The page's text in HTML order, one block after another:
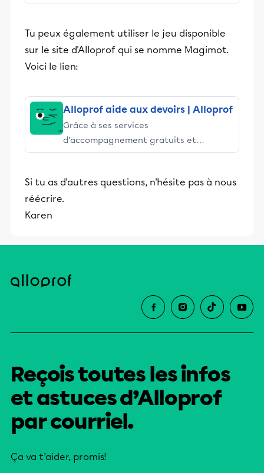
stimulants, Alloprof engage les élèves
éducative.
Tu peux également utiliser le jeu disponible
sur le site d'Alloprof qui se nomme Magimot.
Voici le lien:
Alloprof aide aux devoirs | Alloprof
Grâce à ses services
d’accompagnement gratuits et
stimulants, Alloprof engage les élèves
éducative.
Si tu as d'autres questions, n'hésite pas à nous
réécrire.
Karen
Reçois toutes les infos
et astuces d’Alloprof
par courriel.
Ça va t’aider, promis!